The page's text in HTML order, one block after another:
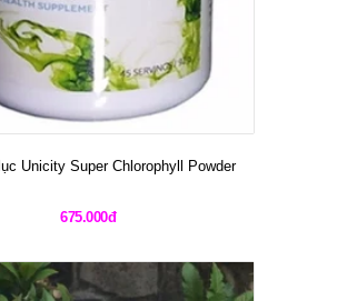
Unicity Super Chlorophyll Powder
675.000đ